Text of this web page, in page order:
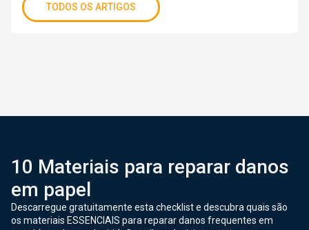
TODOS OS ARTIGOS
10 Materiais para reparar danos
em papel
Descarregue gratuitamente esta checklist e descubra quais são
os materiais ESSENCIAIS para reparar danos frequentes em